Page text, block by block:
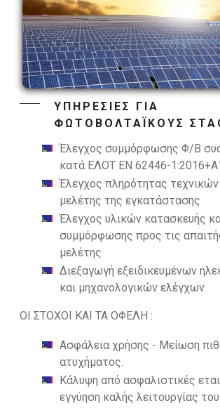
ΥΠΗΡΕΣΙΕΣ ΓΙΑ
ΦΩΤΟΒΟΛΤΑΪΚΟΥΣ
Έλεγχος συμμόρφωσης Φ/Β
κατά ΕΛΟΤ EN 62446-
Έλεγχος πληρότητας
μελέτης της εγκατάστασης
Έλεγχος υλικών κατασκευής
συμμόρφωσης προς τις
μελέτης
Διεξαγωγή εξειδικευμένων
και μηχανολογικών ελέγχων
ΟΙ ΣΤΟΧΟΙ ΚΑΙ ΤΑ ΟΦΕΛΗ :
Ασφάλεια χρήσης - Μείωση
ατυχήματος.
Κάλυψη από ασφαλιστικές
εγγύηση καλής λειτουργίας